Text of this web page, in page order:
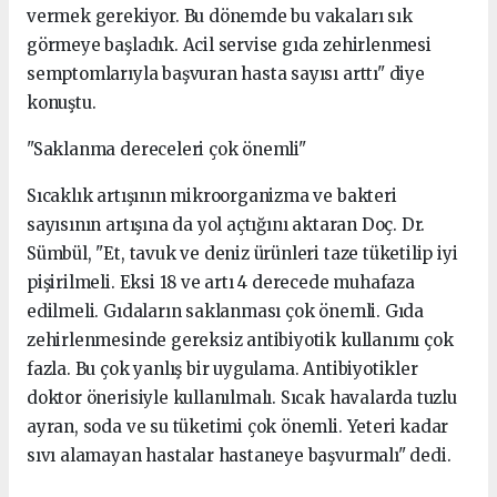
vermek gerekiyor. Bu dönemde bu vakaları sık
görmeye başladık. Acil servise gıda zehirlenmesi
semptomlarıyla başvuran hasta sayısı arttı" diye
konuştu.
"Saklanma dereceleri çok önemli"
Sıcaklık artışının mikroorganizma ve bakteri
sayısının artışına da yol açtığını aktaran Doç. Dr.
Sümbül, "Et, tavuk ve deniz ürünleri taze tüketilip iyi
pişirilmeli. Eksi 18 ve artı 4 derecede muhafaza
edilmeli. Gıdaların saklanması çok önemli. Gıda
zehirlenmesinde gereksiz antibiyotik kullanımı çok
fazla. Bu çok yanlış bir uygulama. Antibiyotikler
doktor önerisiyle kullanılmalı. Sıcak havalarda tuzlu
ayran, soda ve su tüketimi çok önemli. Yeteri kadar
sıvı alamayan hastalar hastaneye başvurmalı" dedi.